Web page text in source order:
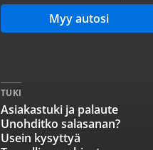
Myy autosi
TUKI
Asiakastuki ja palaute
Unohditko salasanan?
Usein kysyttyä